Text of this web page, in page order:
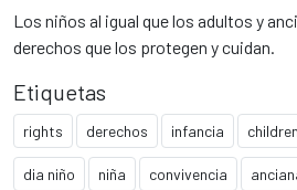
Los niños al igual que los adultos y
derechos que los protegen y cuidan.
Etiquetas
rights derechos infancia children
dia niño niña convivencia